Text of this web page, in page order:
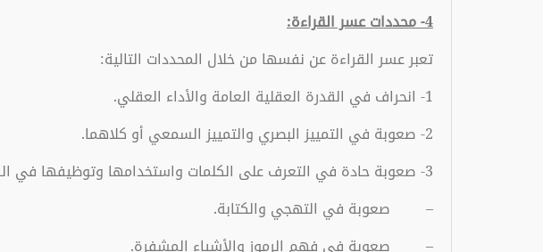
4- محددات عسر القراءة:
تعبر عسر القراءة عن نفسها من خلال المحددات التالية:
1- انحراف في القدرة العقلية العامة والأداء العقلي.
2- صعوبة في التمييز البصري والتمييز السمعي أو كلاهما.
3- صعوبة حادة في التعرف على الكلمات واستخدامها وتوظيفها في السياق.
– صعوبة في التهجي والكتابة.